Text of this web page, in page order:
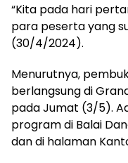
“Kita pada hari
para peserta yang
(30/4/2024).
Menurutnya,
berlangsung di
pada Jumat (3/5).
program di Balai
dan di halaman